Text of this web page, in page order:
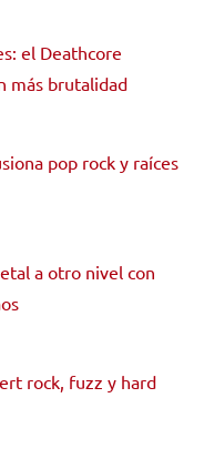
el Deathcore
más brutalidad
pop rock y raíces
a otro nivel con
rock, fuzz y hard